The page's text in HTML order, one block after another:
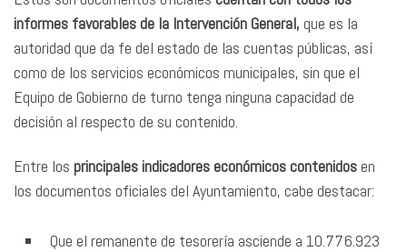
informes favorables de la Intervención General, que es la
autoridad que da fe del estado de las cuentas públicas, así
como de los servicios económicos municipales, sin que el
Equipo de Gobierno de turno tenga ninguna capacidad de
decisión al respecto de su contenido.
Entre los principales indicadores económicos contenidosen
los documentos oficiales del Ayuntamiento, cabe destacar:
Que el remanente de tesorería asciende a 10.776.923